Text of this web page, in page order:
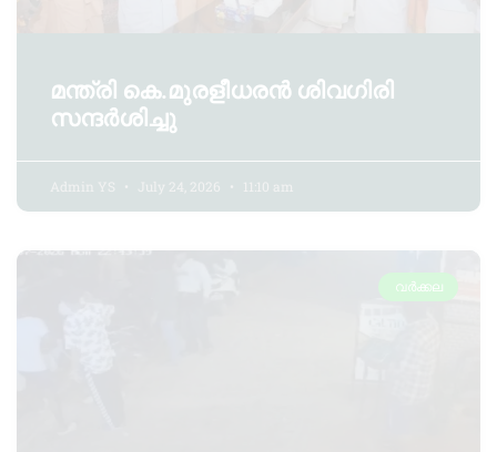
മന്ത്രി കെ.മുരളീധരൻ ശിവഗിരി
സന്ദർശിച്ചു
Admin YS July 24, 2026 11:10 am
വർക്കല